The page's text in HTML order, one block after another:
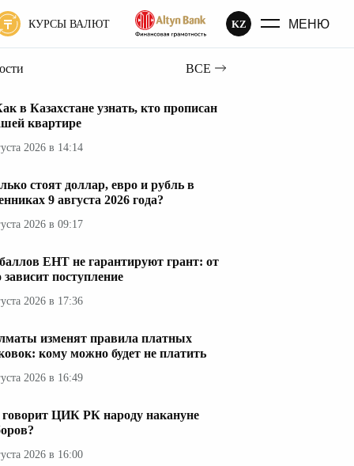
КУРСЫ ВАЛЮТ KZ МЕНЮ
ВСЕ
в Казахстане узнать, кто прописан
квартире
2026 в 14:14
стоят доллар, евро и рубль в
9 августа 2026 года?
2026 в 09:17
ЕНТ не гарантируют грант: от
зависит поступление
2026 в 17:36
изменят правила платных
кому можно будет не платить
2026 в 16:49
ЦИК РК народу накануне
2026 в 16:00